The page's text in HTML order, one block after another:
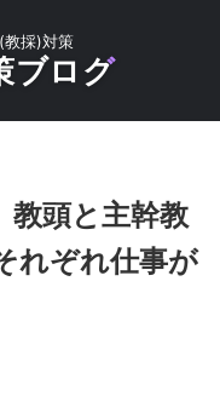
教採)対策
ブログ
頭と主幹教
れぞれ仕事が